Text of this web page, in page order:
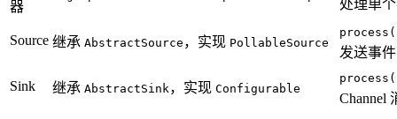
器 处理单
Source 继承 AbstractSource ，实现 PollableSource
发送事件
Sink 继承 AbstractSink，实现 Configurable
Channel